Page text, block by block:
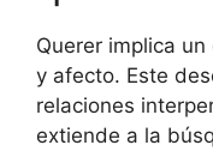
Querer implica
y afecto. Este
relaciones
extiende a la